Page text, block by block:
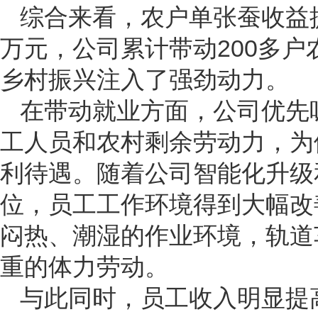
综合来看，农户单张蚕收
万元，公司累计带动200多
乡村振兴注入了强劲动力。
在带动就业方面，公司优
工人员和农村剩余劳动力，
利待遇。随着公司智能化升
位，员工工作环境得到大幅
闷热、潮湿的作业环境，轨
重的体力劳动。
与此同时，员工收入明显